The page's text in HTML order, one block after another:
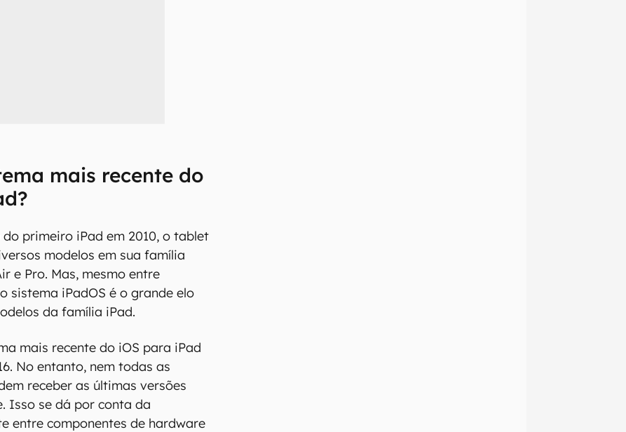
mais recente do
primeiro iPad em 2010, o tablet
modelos em sua família
e Pro. Mas, mesmo entre
sistema iPadOS é o grande elo
da família iPad.
mais recente do iOS para iPad
No entanto, nem todas as
receber as últimas versões
Isso se dá por conta da
entre componentes de hardware